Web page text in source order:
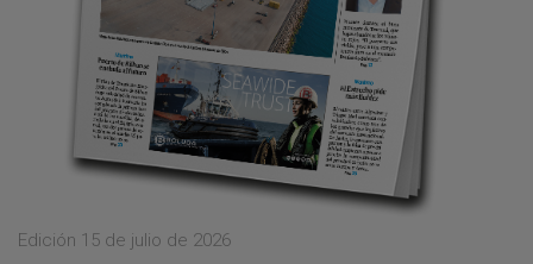
Edición 15 de julio de 2026